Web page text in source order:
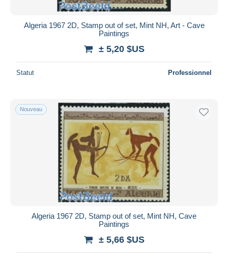
Algeria 1967 2D, Stamp out of set, Mint NH, Art - Cave
Paintings
± 5,20 $US
Statut Professionnel
Nouveau
Algeria 1967 2D, Stamp out of set, Mint NH, Cave
Paintings
± 5,66 $US